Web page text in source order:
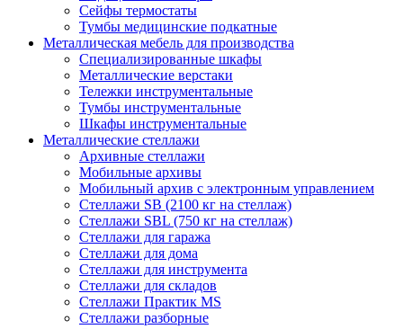
Сейфы термостаты
Тумбы медицинские подкатные
Металлическая мебель для производства
Cпециализированные шкафы
Металлические верстаки
Тележки инструментальные
Тумбы инструментальные
Шкафы инструментальные
Металлические стеллажи
Архивные стеллажи
Мобильные архивы
Мобильный архив с электронным управлением
Стеллажи SB (2100 кг на стеллаж)
Стеллажи SBL (750 кг на стеллаж)
Стеллажи для гаража
Стеллажи для дома
Стеллажи для инструмента
Стеллажи для складов
Стеллажи Практик MS
Стеллажи разборные